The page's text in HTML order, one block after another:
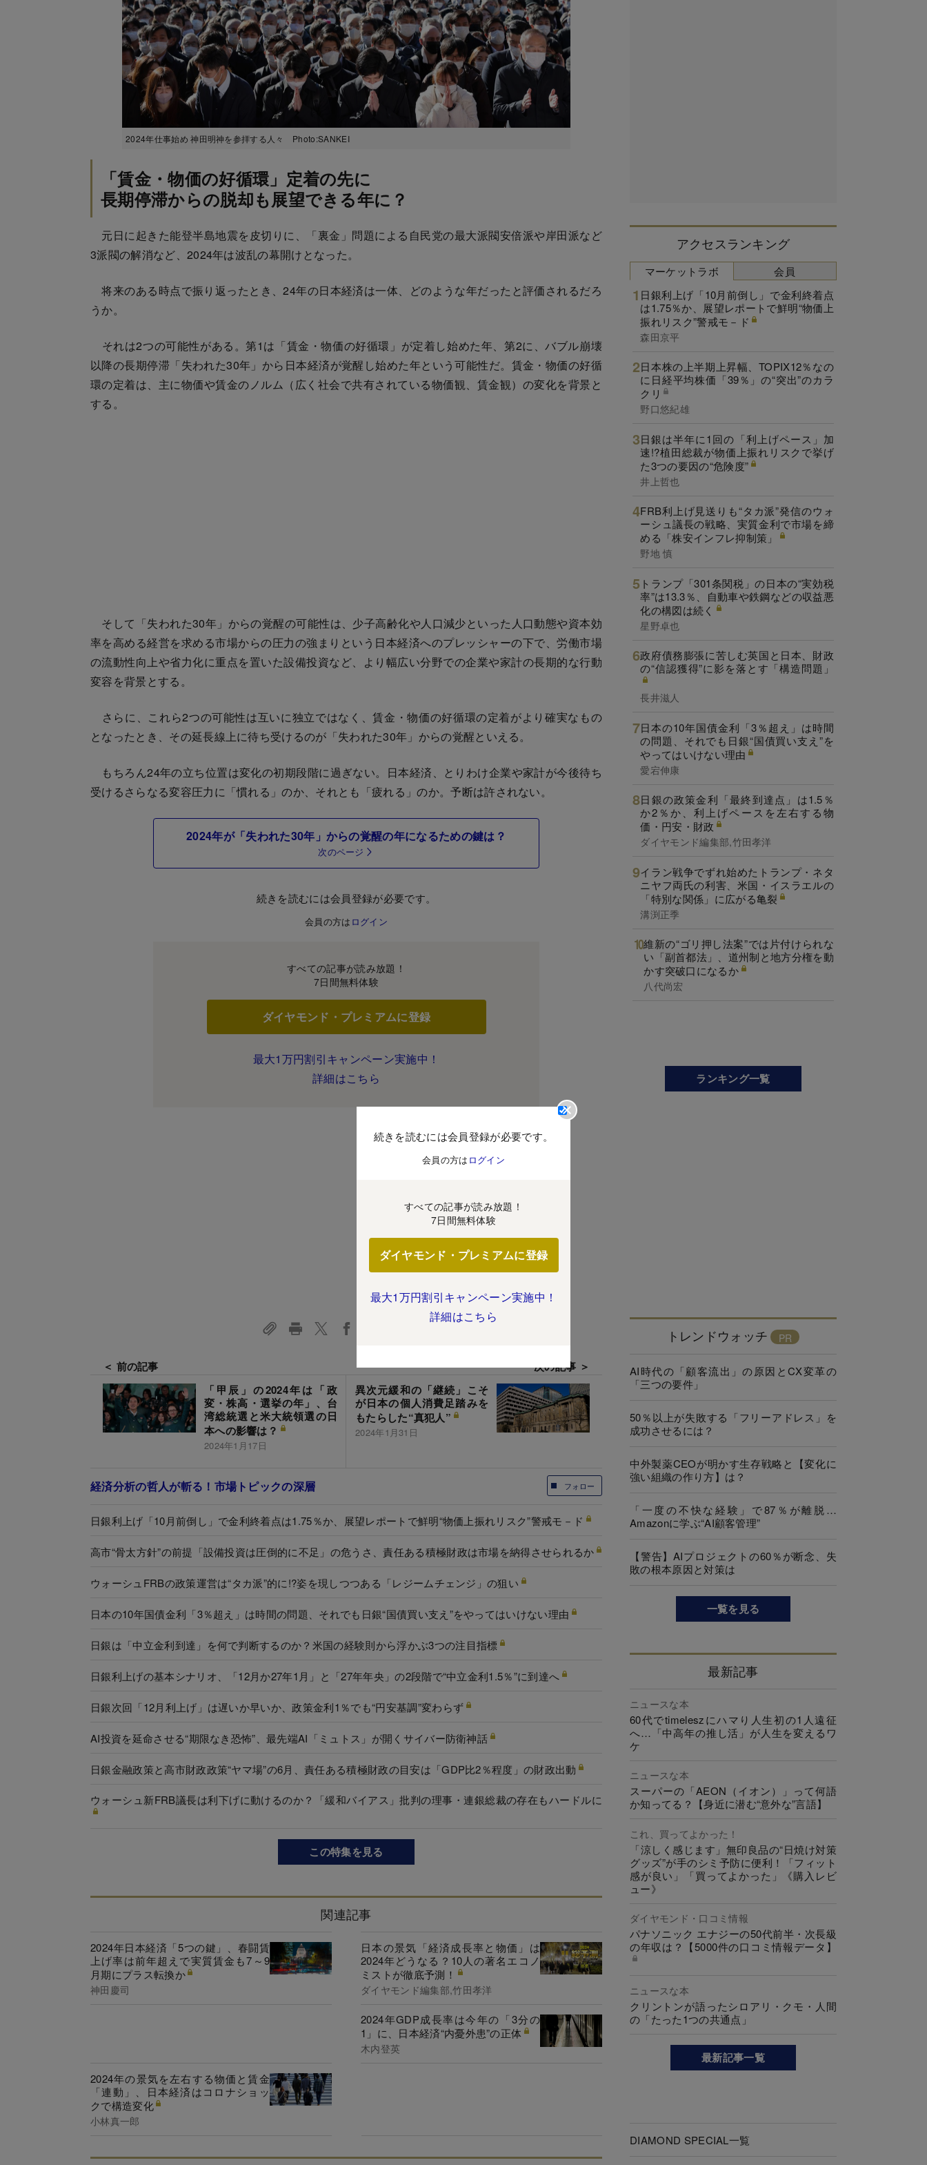
2024年仕事始め 神田明神を参拝する人々 Photo:SANKEI
「賃金・物価の好循環」定着の先に
長期停滞からの脱却も展望できる年に？
元日に起きた能登半島地震を皮切りに、「裏金」問題による自民党の最大派閥安倍派や岸田派など
3派閥の解消など、2024年は波乱の幕開けとなった。
将来のある時点で振り返ったとき、24年の日本経済は一体、どのような年だったと評価されるだろ
うか。
それは2つの可能性がある。第1は「賃金・物価の好循環」が定着し始めた年、第2に、バブル崩壊
以降の長期停滞「失われた30年」から日本経済が覚醒し始めた年という可能性だ。賃金・物価の好循
環の定着は、主に物価や賃金のノルム（広く社会で共有されている物価観、賃金観）の変化を背景と
する。
そして「失われた30年」からの覚醒の可能性は、少子高齢化や人口減少といった人口動態や資本効
率を高める経営を求める市場からの圧力の強まりという日本経済へのプレッシャーの下で、労働市場
の流動性向上や省力化に重点を置いた設備投資など、より幅広い分野での企業や家計の長期的な行動
変容を背景とする。
さらに、これら2つの可能性は互いに独立ではなく、賃金・物価の好循環の定着がより確実なもの
となったとき、その延長線上に待ち受けるのが「失われた30年」からの覚醒といえる。
もちろん24年の立ち位置は変化の初期段階に過ぎない。日本経済、とりわけ企業や家計が今後待ち
受けるさらなる変容圧力に「慣れる」のか、それとも「疲れる」のか。予断は許されない。
2024年が「失われた30年」からの覚醒の年になるための鍵は？
次のページ
続きを読むには会員登録が必要です。
会員の方は ログイン
すべての記事が読み放題！
7日間無料体験
ダイヤモンド・プレミアムに登録
最大1万円割引キャンペーン実施中！
詳細はこちら
続きを読むには会員登録が必要です。
会員の方は ログイン
すべての記事が読み放題！
7日間無料体験
ダイヤモンド・プレミアムに登録
最大1万円割引キャンペーン実施中！
詳細はこちら
＜ 前の記事
「甲辰」の2024年は「政
変・株高・選挙の年」、台
湾総統選と米大統領選の日
本への影響は？
2024年1月17日
次の記事 ＞
異次元緩和の「継続」こそ
が日本の個人消費足踏みを
もたらした“真犯人”
2024年1月31日
フォロー
経済分析の哲人が斬る！市場トピックの深層
日銀利上げ「10月前倒し」で金利終着点は1.75％か、展望レポートで鮮明“物価上振れリスク”警戒モ－ド
高市“骨太方針”の前提「設備投資は圧倒的に不足」の危うさ、責任ある積極財政は市場を納得させられるか
ウォーシュFRBの政策運営は“タカ派”的に!?姿を現しつつある「レジームチェンジ」の狙い
日本の10年国債金利「3％超え」は時間の問題、それでも日銀“国債買い支え”をやってはいけない理由
日銀は「中立金利到達」を何で判断するのか？米国の経験則から浮かぶ3つの注目指標
日銀利上げの基本シナリオ、「12月か27年1月」と「27年年央」の2段階で“中立金利1.5％”に到達へ
日銀次回「12月利上げ」は遅いか早いか、政策金利1％でも“円安基調”変わらず
AI投資を延命させる“期限なき恐怖”、最先端AI「ミュトス」が開くサイバー防衛神話
日銀金融政策と高市財政政策“ヤマ場”の6月、責任ある積極財政の目安は「GDP比2％程度」の財政出動
ウォーシュ新FRB議長は利下げに動けるのか？「緩和バイアス」批判の理事・連銀総裁の存在もハードルに
この特集を見る
関連記事
2024年日本経済「5つの鍵」、春闘賃
上げ率は前年超えで実質賃金も7～9
月期にプラス転換か
神田慶司
日本の景気「経済成長率と物価」は
2024年どうなる？10人の著名エコノ
ミストが徹底予測！
ダイヤモンド編集部,竹田孝洋
2024年GDP成長率は今年の「3分の
1」に、日本経済“内憂外患”の正体
木内登英
2024年の景気を左右する物価と賃金
「連動」、日本経済はコロナショッ
クで構造変化
小林真一郎
アクセスランキング
マーケットラボ
日銀利上げ「10月前倒し」で金利終着点
は1.75％か、展望レポートで鮮明“物価上
振れリスク”警戒モ－ド
森田京平
日本株の上半期上昇幅、TOPIX12％なの
に日経平均株価「39％」の“突出”のカラ
クリ
野口悠紀雄
日銀は半年に1回の「利上げペース」加
速!?植田総裁が物価上振れリスクで挙げ
た3つの要因の“危険度”
井上哲也
FRB利上げ見送りも“タカ派”発信のウォ
ーシュ議長の戦略、実質金利で市場を締
める「株安インフレ抑制策」
野地 慎
トランプ「301条関税」の日本の“実効税
率”は13.3％、自動車や鉄鋼などの収益悪
化の構図は続く
星野卓也
政府債務膨張に苦しむ英国と日本、財政
の“信認獲得”に影を落とす「構造問題」
長井滋人
日本の10年国債金利「3％超え」は時間
の問題、それでも日銀“国債買い支え”を
やってはいけない理由
愛宕伸康
日銀の政策金利「最終到達点」は1.5％
か2％か、利上げペースを左右する物
価・円安・財政
ダイヤモンド編集部,竹田孝洋
イラン戦争でずれ始めたトランプ・ネタ
ニヤフ両氏の利害、米国・イスラエルの
「特別な関係」に広がる亀裂
溝渕正季
維新の“ゴリ押し法案”では片付けられな
い「副首都法」、道州制と地方分権を動
かす突破口になるか
八代尚宏
会員
ランキング一覧
トレンドウォッチ
AI時代の「顧客流出」の原因とCX変革の
「三つの要件」
50％以上が失敗する「フリーアドレス」を
成功させるには？
中外製薬CEOが明かす生存戦略と【変化に
強い組織の作り方】は？
「一度の不快な経験」で87％が離脱…
Amazonに学ぶ“AI顧客管理”
【警告】AIプロジェクトの60％が断念、失
敗の根本原因と対策は
一覧を見る
最新記事
ニュースな本
60代でtimeleszにハマり人生初の1人遠征
へ…「中高年の推し活」が人生を変えるワ
ケ
ニュースな本
スーパーの「AEON（イオン）」って何語
か知ってる？【身近に潜む“意外な”言語】
これ、買ってよかった！
「涼しく感じます」無印良品の“日焼け対策
グッズ”が手のシミ予防に便利！「フィット
感が良い」「買ってよかった」《購入レビ
ュー》
ダイヤモンド・口コミ情報
パナソニック エナジーの50代前半・次長級
の年収は？【5000件の口コミ情報データ】
ニュースな本
クリントンが語ったシロアリ・クモ・人間
の「たった1つの共通点」
最新記事一覧
DIAMOND SPECIAL一覧